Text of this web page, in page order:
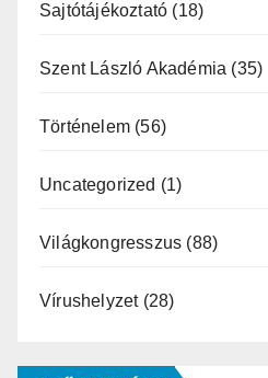
Sajtótájékoztató (18)
Szent László Akadémia (35)
Történelem (56)
Uncategorized (1)
Világkongresszus (88)
Vírushelyzet(28)